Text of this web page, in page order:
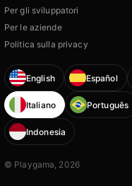
Per gli sviluppatori
Per le aziende
Politica sulla privacy
English Español
Italiano Português
Indonesia
© Playgama, 2026